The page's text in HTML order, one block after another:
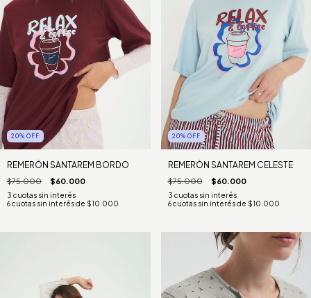
20% OFF
REMERÓN SANTAREM BORDO
$75.000 $60.000
6cuotas sin interés de $10.000
20% OFF
REMERÓN SANTAREM CELESTE
$75.000 $60.000
6 cuotas sin interés de $10.000